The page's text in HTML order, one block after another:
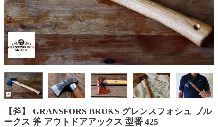
【斧】 GRANSFORS BRUKS グレンスフォシュ ブル
ークス 斧 アウトドアアックス 型番 425